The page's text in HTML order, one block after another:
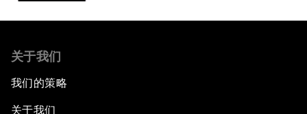
关于我们
我们的策略
关于我们